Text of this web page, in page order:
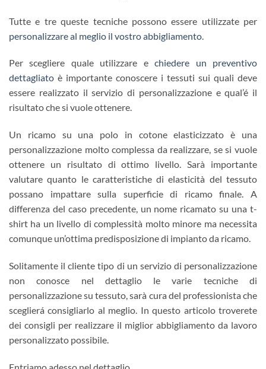
Tutte e tre queste tecniche possono essere utilizzate per
personalizzare al meglio il vostro abbigliamento
Per scegliere quale utilizzare echiedere un preventivo
dettagliato è importante conoscere i tessuti sui quali deve
essere realizzato il servizio di personalizzazione e qual’é il
risultato che si vuole ottenere.
Un ricamo su una polo in cotone elasticizzato è una
personalizzazione molto complessa da realizzare, se si vuole
ottenere un risultato di ottimo livello. Sarà importante
valutare quanto le caratteristiche di elasticità del tessuto
possano impattare sulla superficie di ricamo finale. A
differenza del caso precedente, un nome ricamato su una t-
shirt ha un livello di complessità molto minore ma necessita
comunque un’ottima predisposizione di impianto da ricamo.
Solitamente il cliente tipo di un servizio di personalizzazione
non conosce nel dettaglio le varie tecniche di
personalizzazione su tessuto, sarà cura del professionista che
sceglierá consigliarlo al meglio. In questo articolo troverete
dei consigli per realizzare il miglior abbigliamento da lavoro
personalizzato possibile.